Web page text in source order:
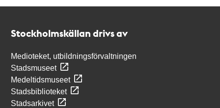
Stockholmskällan drivs av
Medioteket, utbildningsförvaltningen
Stadsmuseet
Medeltidsmuseet
Stadsbiblioteket
Stadsarkivet